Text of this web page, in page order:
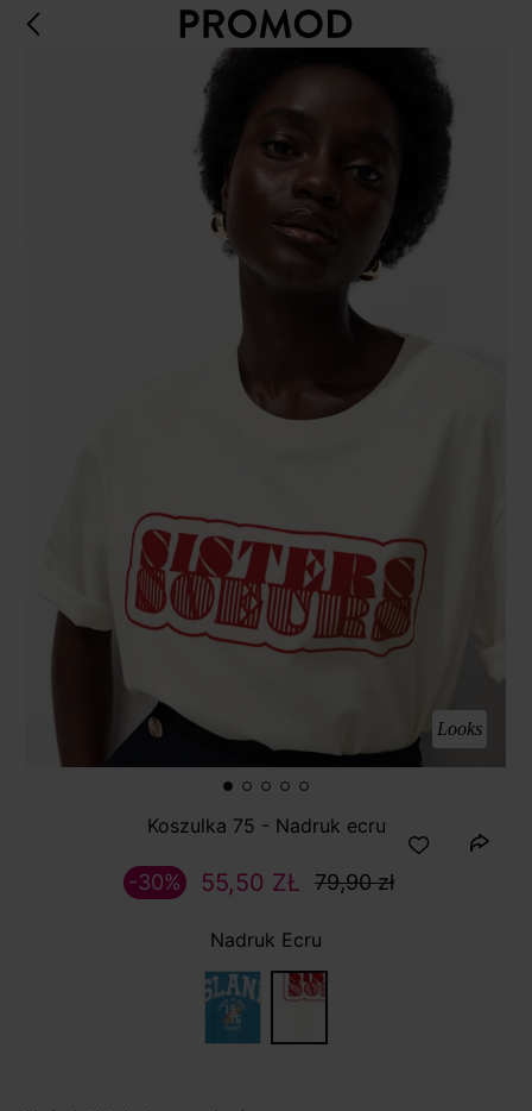
Looks
Koszulka 75 - Nadruk ecru
55,50 ZŁ 79,90 zł
-30%
Nadruk Ecru